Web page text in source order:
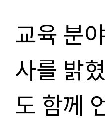
교육 분
사를 밝
도 함께